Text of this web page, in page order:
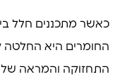
כאשר מתכננים חלל
החומרים היא החלטה
התחזוקה והמראה של